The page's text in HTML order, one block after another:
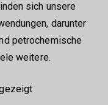
sich unsere
darunter
petrochemische
weitere.